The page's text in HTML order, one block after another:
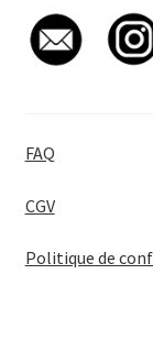
FAQ
CGV
Politique de